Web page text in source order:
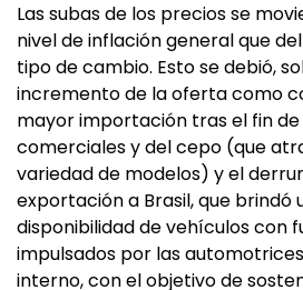
Las subas de los precios se
nivel de inflación general que
tipo de cambio. Esto se debió,
incremento de la oferta como
mayor importación tras el fin
comerciales y del cepo (que
variedad de modelos) y el
exportación a Brasil, que brindó
disponibilidad de vehículos con
impulsados por las
interno, con el objetivo de